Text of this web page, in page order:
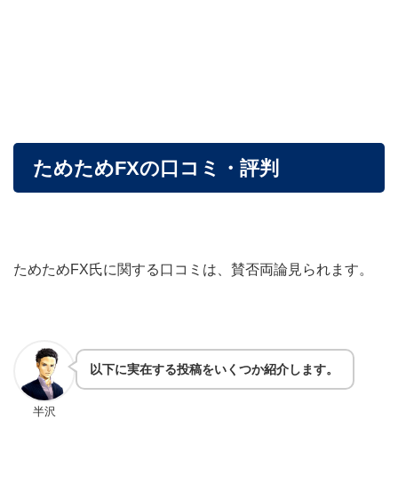
ためためFXの口コミ・評判
ためためFX氏に関する口コミは、賛否両論見られます。
半沢
以下に実在する投稿をいくつか紹介します。